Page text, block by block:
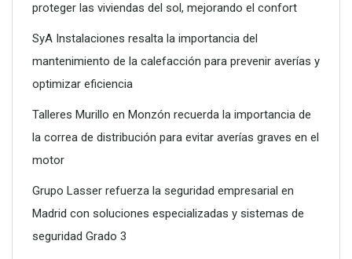
proteger las viviendas del sol, mejorando el confort
SyA Instalaciones resalta la importancia del
mantenimiento de la calefacción para prevenir averías y
optimizar eficiencia
Talleres Murillo en Monzón recuerda la importancia de
la correa de distribución para evitar averías graves en el
motor
Grupo Lasser refuerza la seguridad empresarial en
Madrid con soluciones especializadas y sistemas de
seguridad Grado 3